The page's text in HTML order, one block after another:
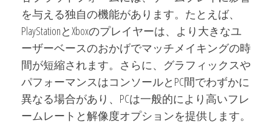
を与える独自の機能があります。たとえば、
PlayStationとXboxのプレイヤーは、より大きなユ
ーザーベースのおかげでマッチメイキングの時
間が短縮されます。さらに、グラフィックスや
パフォーマンスはコンソールとPC間でわずかに
異なる場合があり、PCは一般的により高いフレ
ームレートと解像度オプションを提供します。